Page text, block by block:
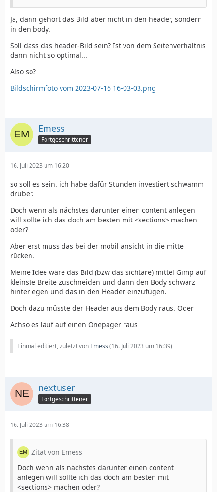
Ja, dann gehört das Bild aber nicht in den header, sondern
in den body.
Soll dass das header-Bild sein? Ist von dem Seitenverhältnis
dann nicht so optimal...
Also so?
Bildschirmfoto vom 2023-07-16 16-03-03.png
Emess
Fortgeschrittener
16. Juli 2023 um 16:20
so soll es sein. ich habe dafür Stunden investiert schwamm
drüber.
Doch wenn als nächstes darunter einen content anlegen
will sollte ich das doch am besten mit <sections> machen
oder?
Aber erst muss das bei der mobil ansicht in die mitte
rücken.
Meine Idee wäre das Bild (bzw das sichtare) mittel Gimp auf
kleinste Breite zuschneiden und dann den Body schwarz
hinterlegen und das in den Header einzufügen.
Doch dazu müsste der Header aus dem Body raus. Oder
Achso es läuf auf einen Onepager raus
Einmal editiert, zuletzt von Emess (16. Juli 2023 um 16:39)
nextuser
Fortgeschrittener
16. Juli 2023 um 16:38
Zitat von Emess
Doch wenn als nächstes darunter einen content
anlegen will sollte ich das doch am besten mit
<sections> machen oder?